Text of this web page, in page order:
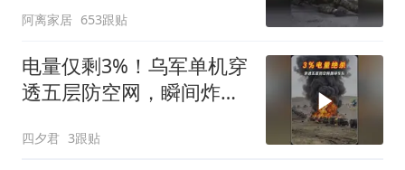
阿离家居 653跟贴
电量仅剩3%！乌军单机穿
透五层防空网，瞬间炸飞
四夕君 3跟贴